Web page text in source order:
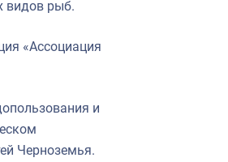
видов рыб.
«Ассоциация
и
Черноземья.